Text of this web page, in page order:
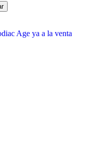
Age ya a la venta